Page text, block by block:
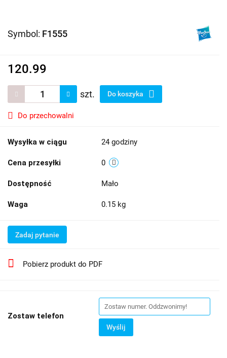
Symbol: F1555
120.99
szt. Do koszyka
Do przechowalni
Wysyłka w ciągu 24 godziny
Cena przesyłki 0
Dostępność Mało
Waga 0.15 kg
Zadaj pytanie
Pobierz produkt do PDF
Zostaw telefon
Wyślij